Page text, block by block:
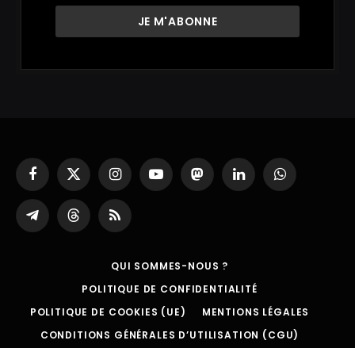
Facebook
X
(Twitter)
InstagramYouTubeMastodonLinkedInWhatsApp
Partager
sur
ThreadsRSS
QUI SOMMES-NOUS ?
POLITIQUE DE CONFIDENTIALITÉ
POLITIQUE DE COOKIES (UE)
MENTIONS LÉGALES
CONDITIONS GÉNÉRALES D’UTILISATION (CGU)